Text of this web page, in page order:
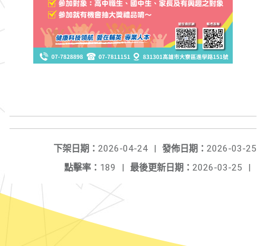
發佈日期： 2026-03-25
下架日期： 2026-04-24
|
最後更新日期： 2026-03-25 |
點擊率： 189 |